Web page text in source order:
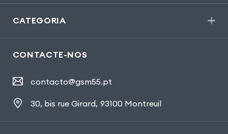
CATEGORIA
CONTACTE-NOS
contacto@gsm55.pt
30, bis rue Girard, 93100 Montreuil